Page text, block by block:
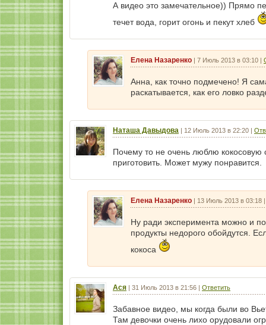
А видео это замечательное)) Прямо
течет вода, горит огонь и пекут хлеб
Елена Назаренко | 7 Июль 2013 в 03:10 |
Анна, как точно подмечено! Я
раскатывается, как его ловко
Наташа Давыдова | 12 Июль 2013 в 22:20 |
Почему то не очень люблю кокосовую
приготовить. Может мужу понравится.
Елена Назаренко | 13 Июль 2013 в 03:18
Ну ради эксперимента можно и
продукты недорого обойдутся.
кокоса
Ася | 31 Июль 2013 в 21:56 | Ответить
Забавное видео, мы когда были во
Там девочки очень лихо орудовали